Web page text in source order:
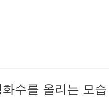
수를 올리는 모습